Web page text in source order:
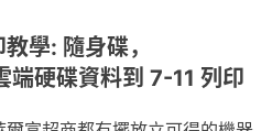
學: 隨身碟，
硬碟資料到 7-11 列印